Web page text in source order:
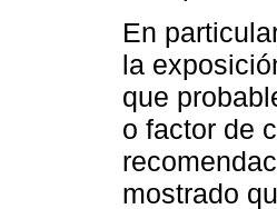
En
la
que
o factor de
mostrado